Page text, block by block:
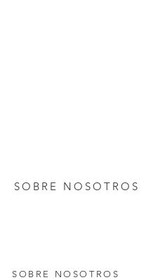
SOBRE NOSOTROS
SOBRE NOSOTROS